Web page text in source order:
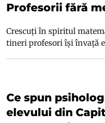
Profesorii fără
Crescuți în spiritul
tineri profesori își învață
Ce spun
elevului din